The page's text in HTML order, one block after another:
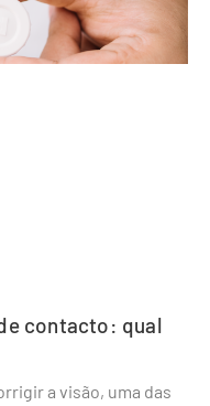
contacto: qual
a visão, uma das